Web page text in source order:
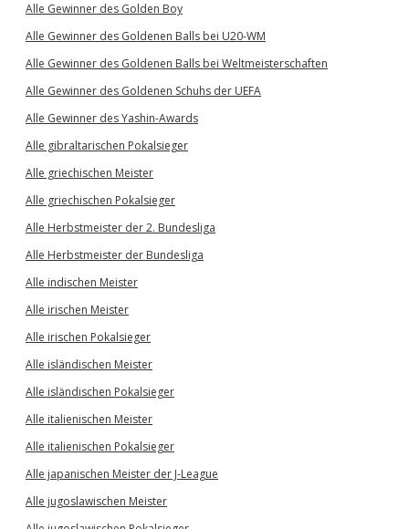
Alle Gewinner des Golden Boy
Alle Gewinner des Goldenen Balls bei U20-WM
Alle Gewinner des Goldenen Balls bei Weltmeisterschaften
Alle Gewinner des Goldenen Schuhs der UEFA
Alle Gewinner des Yashin-Awards
Alle gibraltarischen Pokalsieger
Alle griechischen Meister
Alle griechischen Pokalsieger
Alle Herbstmeister der 2. Bundesliga
Alle Herbstmeister der Bundesliga
Alle indischen Meister
Alle irischen Meister
Alle irischen Pokalsieger
Alle isländischen Meister
Alle isländischen Pokalsieger
Alle italienischen Meister
Alle italienischen Pokalsieger
Alle japanischen Meister der J-League
Alle jugoslawischen Meister